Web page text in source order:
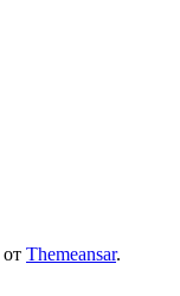
от Themeansar.